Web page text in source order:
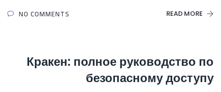
READ MORE
NO COMMENTS
Кракен: полное руководство по
безопасному доступу